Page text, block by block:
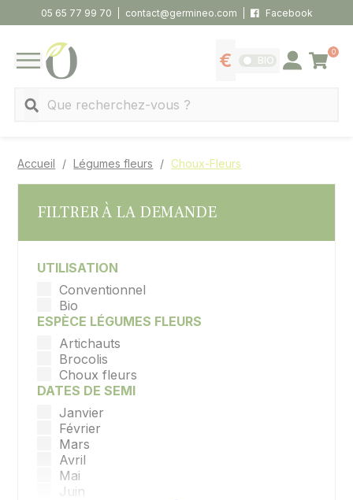
05 65 77 99 70 contact@germineo.com Facebook
MENU
Afficher les tarifs
BIO Se connecter
0
Panier
Accueil Légumes fleurs Choux-Fleurs
FILTRER À LA DEMANDE
UTILISATION
Conventionnel
Bio
ESPÈCE LÉGUMES FLEURS
Artichauts
Brocolis
Choux fleurs
DATES DE SEMI
Janvier
Février
Mars
Avril
Mai
Juin
Panneau de gestion des cookies